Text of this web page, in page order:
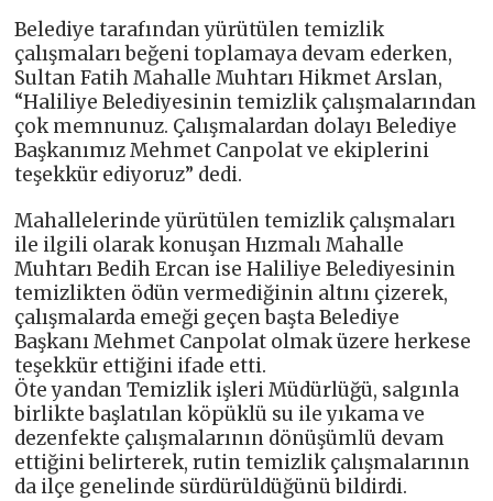
Belediye tarafından yürütülen temizlik
çalışmaları beğeni toplamaya devam ederken,
Sultan Fatih Mahalle Muhtarı Hikmet Arslan,
“Haliliye Belediyesinin temizlik çalışmalarından
çok memnunuz. Çalışmalardan dolayı Belediye
Başkanımız Mehmet Canpolat ve ekiplerini
teşekkür ediyoruz” dedi.
Mahallelerinde yürütülen temizlik çalışmaları
ile ilgili olarak konuşan Hızmalı Mahalle
Muhtarı Bedih Ercan ise Haliliye Belediyesinin
temizlikten ödün vermediğinin altını çizerek,
çalışmalarda emeği geçen başta Belediye
Başkanı Mehmet Canpolat olmak üzere herkese
teşekkür ettiğini ifade etti.
Öte yandan Temizlik işleri Müdürlüğü, salgınla
birlikte başlatılan köpüklü su ile yıkama ve
dezenfekte çalışmalarının dönüşümlü devam
ettiğini belirterek, rutin temizlik çalışmalarının
da ilçe genelinde sürdürüldüğünü bildirdi.